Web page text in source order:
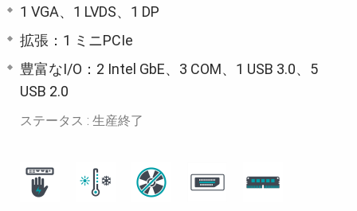
1 VGA、1 LVDS、1 DP
拡張：1 ミニPCIe
豊富なI/O：2 Intel GbE、3 COM、1 USB 3.0、5
USB 2.0
ステータス : 生産終了